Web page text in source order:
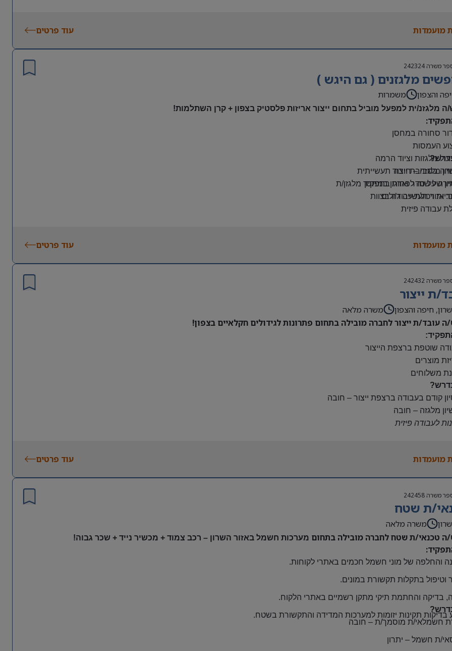
מועמדות עוד פרטים
משרה242324
מלגזנים ( גם היגש )
והצפון משמרות
ה מלגזנ/ית למפעל מוביל בתחום ייצור אריזות פלסטיק בצפון + קרן השתלמות!
סחורה במחסן
העמסות
מלגזות וציוד הרמה
בסביבת ייצור תעשייתית
על סדר וארגון במחסן
מלגזה – חובה
של שנה לפחות בתפקיד מלגזן/ת
ויכולת עבודה בצוות
עבודה פיזית
אזור תעשייה ג’וליס
מועמדות עוד פרטים
משרה 242432
ת ייצור
חיפה והצפון
משרה מלאה
ה עובד/ת ייצור לחברה מובילה בתחום פתרונות לגידולים חקלאיים בצפון!
שוטפת ברצפת הייצור
מוצרים
משלוחים
קודם בעבודה ברצפת ייצור – חובה
מלגזה – חובה
לעבודה פיזית
| ימים א-ה | 6:30-15:30
ובונוסים
חברה מהיום הראשון
חדרה
מועמדות עוד פרטים
משרה242458
ת שטח
משרה מלאה
ה טכנאי/ת שטח לחברה מובילה בתחום מערכות חשמל באזור השרון – רכב צמוד + מכשיר נייד + שכר גבוה!
והחלפה של מוני חשמל חכמים באתרי לקוחות.
וטיפול בתקלות תקשורת במונים.
בדיקה והחתמת תיקי מתקן רשמיים באתרי הלקוח.
בדיקות תקינות יזומות למערכות המדידה והתקשורת בשטח.
חשמלאי/ת מוסמך/ת – חובה
ת חשמל – יתרון